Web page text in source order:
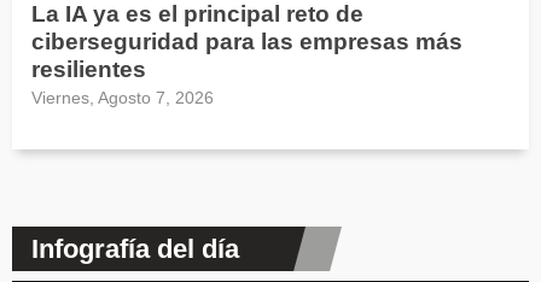
La IA ya es el principal reto de
ciberseguridad para las empresas más
resilientes
Viernes, Agosto 7, 2026
Infografía del día